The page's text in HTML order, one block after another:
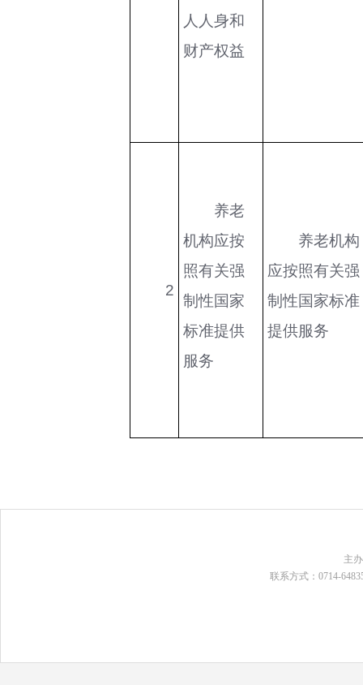
人人身和
财产权益
2
养老
机构应按
照有关强
制性国家
标准提供
服务
养老机构
应按照有关强
制性国家标准
提供服务
主
联系方式：0714-